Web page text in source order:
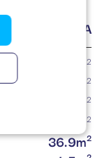
PLOCHA
2
2
2
2
36.9m2